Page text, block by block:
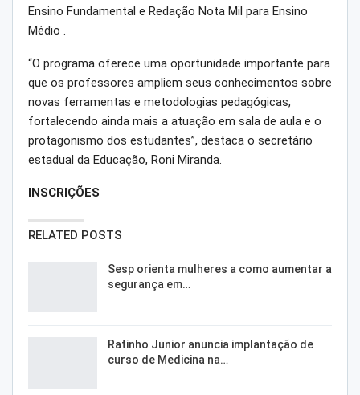
Ensino Fundamental e Redação Nota Mil para Ensino
Médio .
“O programa oferece uma oportunidade importante para
que os professores ampliem seus conhecimentos sobre
novas ferramentas e metodologias pedagógicas,
fortalecendo ainda mais a atuação em sala de aula e o
protagonismo dos estudantes”, destaca o secretário
estadual da Educação, Roni Miranda.
INSCRIÇÕES
RELATED POSTS
Sesp orienta mulheres a como aumentar a
segurança em…
Ratinho Junior anuncia implantação de
curso de Medicina na…